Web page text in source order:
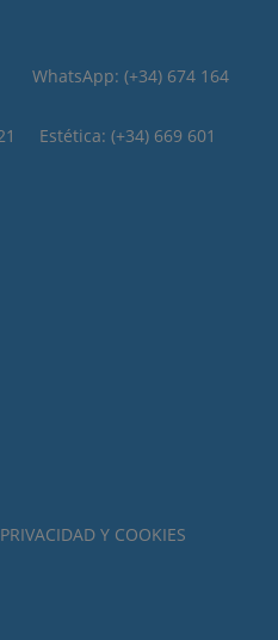
WhatsApp: (+34) 674 164
Estética: (+34) 669 601
Y COOKIES